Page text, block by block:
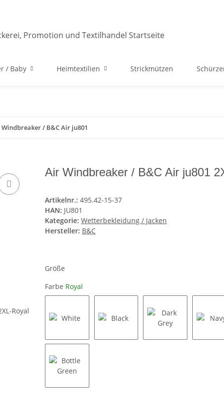
/ Baby Heimtextilien Strickmützen
/ B&C Air ju801
Air Windbreaker / B&C Air ju801
Artikelnr.: 495.42-15-37
HAN: JU801
Kategorie: Wetterbekleidung / Jacken
Hersteller: B&C
Größe
Farbe Royal
White